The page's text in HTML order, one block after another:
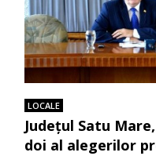
LOCALE
Județul Satu
doi al alegerilor